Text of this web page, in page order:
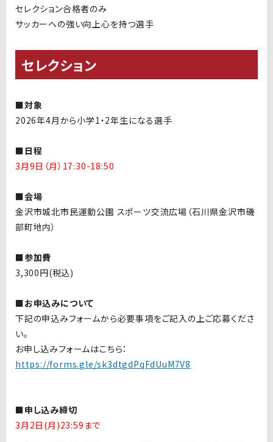
セレクション合格者のみ
サッカーへの強い向上心を持つ選手
セレクション
■対象
2026年4月から小学1・2年生になる選手
■日程
3月9日（月）17:30-18:50
■会場
金沢市城北市民運動公園 スポーツ交流広場（石川県金沢市磯
部町地内）
■参加費
3,300円(税込)
■お申込みについて
下記の申込みフォームから必要事項をご記入の上ご応募くださ
い。
お申し込みフォームはこちら：
https://forms.gle/sk3dtgdPqFdUuM7V8
■申し込み締切
3月2日(月)23:59まで